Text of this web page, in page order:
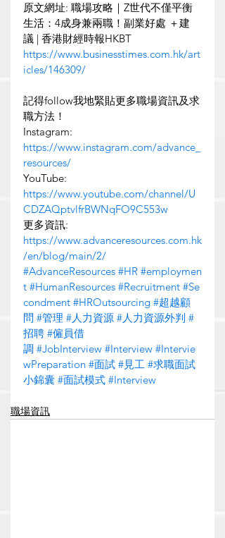
原文網址: 職場攻略｜Z世代不僅平衡
生活 ：4成身兼兩職！副業好處 ＋建
議 | 香港財經時報HKBT
https://www.businesstimes.com.hk/art
icles/146309/
記得follow我地緊貼更多職場資訊及求
職方法！
Instagram:
https://www.instagram.com/advance_
resources/
YouTube:
https://www.youtube.com/channel/U
CDZAQptvlfrBWNqFO9C553w
更多資訊:
https://www.advanceresources.com.hk
/en/blog/main/2/
#AdvanceResources #HR #employmen
t #HumanResources #Recruitment #Se
condment #HROutsourcing #超越顧
問 #管理 #人力資源 #人力資源外判 #
招聘 #僱員借
調 #JobInterview #Interview #Intervie
wPreparation #面試 #見工 #求職面試
小錦囊 #面試模式 #Interview
職場資訊